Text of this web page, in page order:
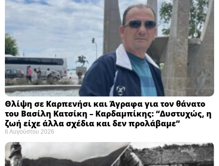
Θλίψη σε Καρπενήσι και Άγραφα για τον θάνατο
του Βασίλη Κατσίκη – Καρδαμπίκης: “Δυστυχώς, η
ζωή είχε άλλα σχέδια και δεν προλάβαμε”
6 Αυγούστου 2026